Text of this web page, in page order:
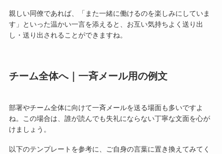
親しい同僚であれば、「また一緒に働けるのを楽しみにしていま
す」といった温かい一言を添えると、お互い気持ちよく送り出
し・送り出されることができますね。
チーム全体へ｜一斉メール用の例文
部署やチーム全体に向けて一斉メールを送る場面も多いですよ
ね。この場合は、誰が読んでも失礼にならない丁寧な文面を心が
けましょう。
以下のテンプレートを参考に、ご自身の言葉に置き換えてみてく